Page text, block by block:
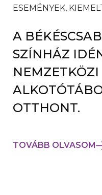
ESEMÉNYEK,
A
SZÍNHÁZ
OTTHONT.
TOVÁBB OLVASOM